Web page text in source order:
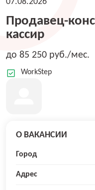
Продавец-
кассир
до 85 250 руб./мес.
WorkStep
О ВАКАНСИИ
Город
Адрес